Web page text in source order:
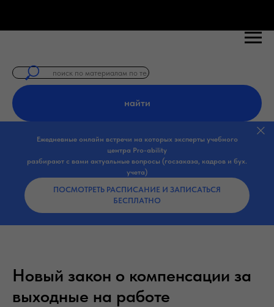
найти
Ежедневные онлайн встречи на которых эксперты учебного
центра Pro-ability
разбирают с вами актуальные вопросы (госзаказа, кадров и бух.
учета)
ПОСМОТРЕТЬ РАСПИСАНИЕ И ЗАПИСАТЬСЯ
БЕСПЛАТНО
Новый закон о компенсации за
выходные на работе